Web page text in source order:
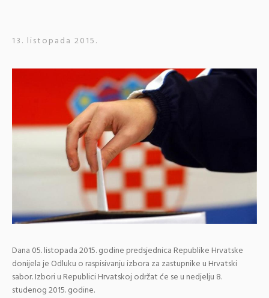
13. listopada 2015.
Dana 05. listopada 2015. godine predsjednica Republike Hrvatske
donijela je Odluku o raspisivanju izbora za zastupnike u Hrvatski
sabor. Izbori u Republici Hrvatskoj održat će se u nedjelju 8.
studenog 2015. godine.